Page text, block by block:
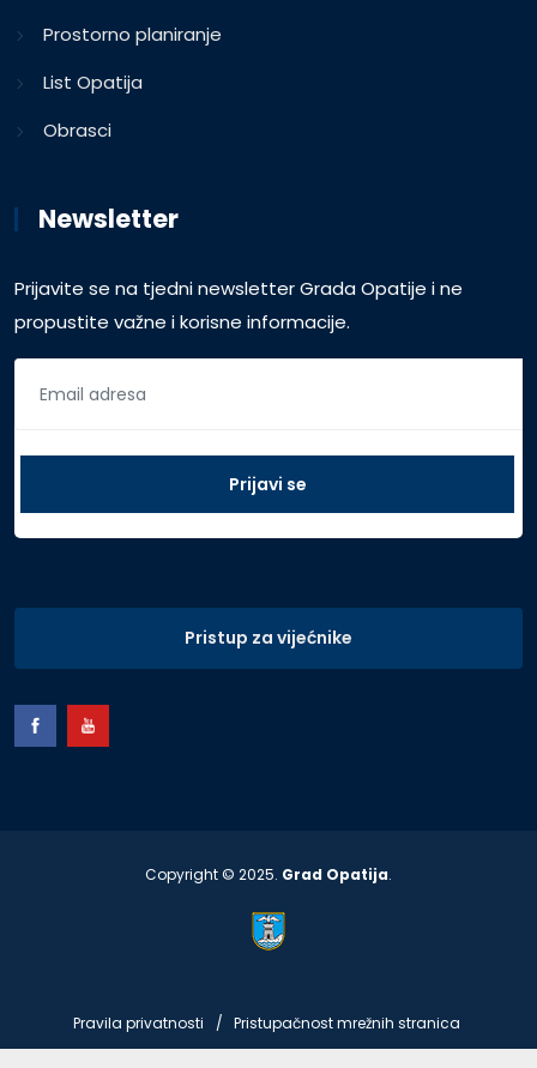
Prostorno planiranje
List Opatija
Obrasci
Newsletter
Prijavite se na tjedni newsletter Grada Opatije i ne
propustite važne i korisne informacije.
Pristup za vijećnike
Copyright © 2025. Grad Opatija.
Pravila privatnosti Pristupačnost mrežnih stranica